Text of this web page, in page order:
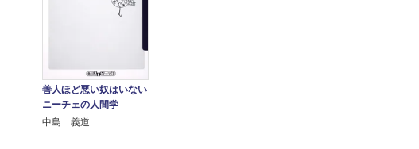
善人ほど悪い奴はいない
ニーチェの人間学
中島 義道